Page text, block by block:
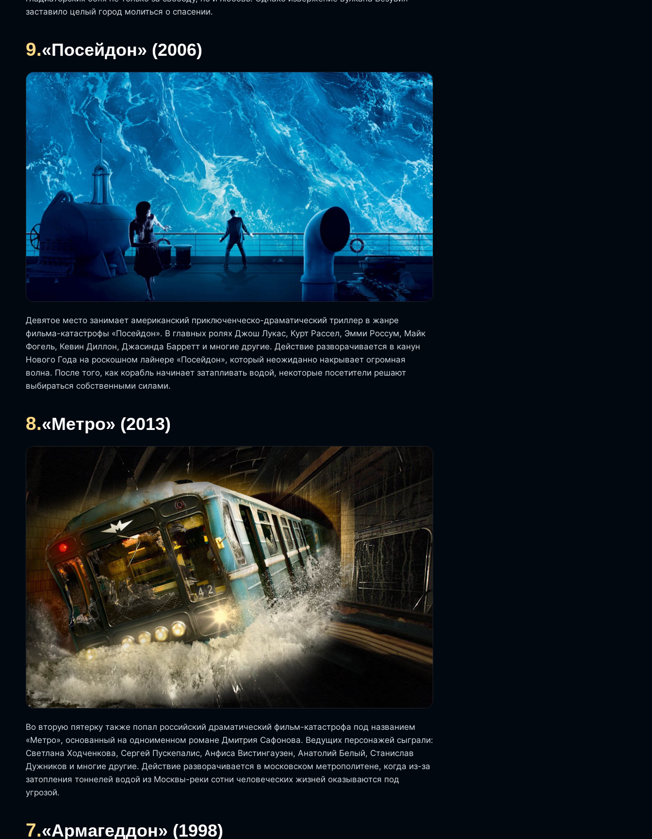
заставило целый город молиться о спасении.
9.«Посейдон» (2006)
Девятое место занимает американский приключенческо-драматический триллер в жанре
фильма-катастрофы «Посейдон». В главных ролях Джош Лукас, Курт Рассел, Эмми Россум, Майк
Фогель, Кевин Диллон, Джасинда Барретт и многие другие. Действие разворачивается в канун
Нового Года на роскошном лайнере «Посейдон», который неожиданно накрывает огромная
волна. После того, как корабль начинает затапливать водой, некоторые посетители решают
выбираться собственными силами.
8.«Метро» (2013)
Во вторую пятерку также попал российский драматический фильм-катастрофа под названием
«Метро», основанный на одноименном романе Дмитрия Сафонова. Ведущих персонажей сыграли:
Светлана Ходченкова, Сергей Пускепалис, Анфиса Вистингаузен, Анатолий Белый, Станислав
Дужников и многие другие. Действие разворачивается в московском метрополитене, когда из-за
затопления тоннелей водой из Москвы-реки сотни человеческих жизней оказываются под
угрозой.
7.«Армагеддон» (1998)